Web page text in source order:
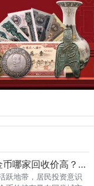
龙港回收熊猫金币哪家回收价高？本地榜单
跃地带，居民投资意识